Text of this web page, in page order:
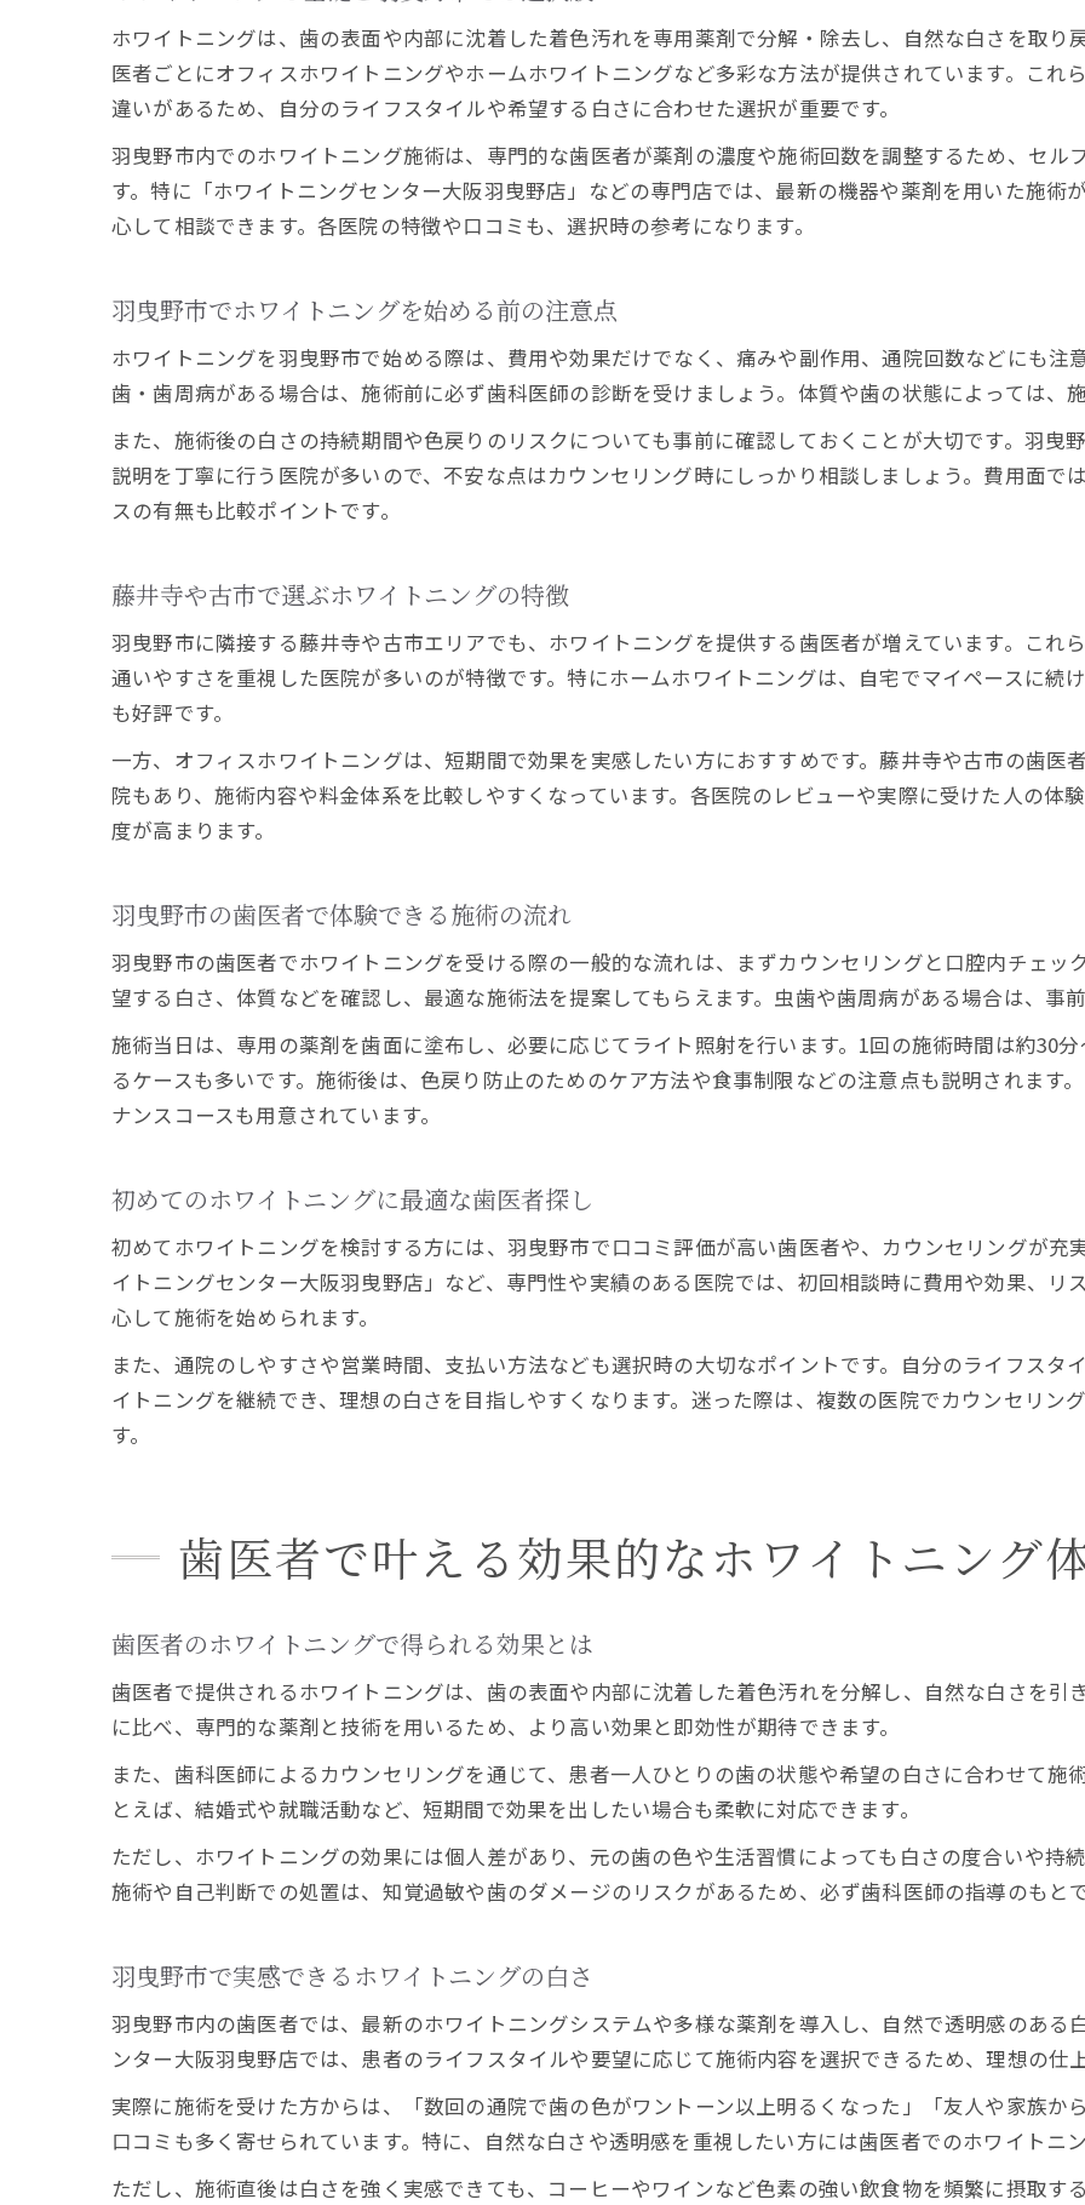
専門の歯医者がすすめる施術方法を比較
ホワイトニング体験者の口コミと評価を紹介
羽曳野市で比較するホワイトニングの持続性
ホワイトニングの持続期間は羽曳野市で違う？
羽曳野市の歯医者で選ぶ持続性の高い方法
ホームとオフィスのホワイトニング比較
ホワイトニング選びに役立つ費用と通院回数の真実
ホワイトニングの費用相場を羽曳野市で比較
歯医者による通院回数の目安と違いを解説
費用と回数で選ぶホワイトニングのポイント
口コミを活用した歯医者選びのポイント
羽曳野市で失敗しにくい歯医者の選定基準
施術前に確認したいホワイトニングの注意点
口コミで分かる安心できるホワイトニング体験
ホワイトニングは、歯の表面や内部に沈着した着色汚れを専用薬剤で分解・除去し、自然な白さを取り
医者ごとにオフィスホワイトニングやホームホワイトニングなど多彩な方法が提供されています。これ
違いがあるため、自分のライフスタイルや希望する白さに合わせた選択が重要です。
羽曳野市内でのホワイトニング施術は、専門的な歯医者が薬剤の濃度や施術回数を調整するため、セル
す。特に「ホワイトニングセンター大阪羽曳野店」などの専門店では、最新の機器や薬剤を用いた施術
心して相談できます。各医院の特徴や口コミも、選択時の参考になります。
羽曳野市でホワイトニングを始める前の注意点
ホワイトニングを羽曳野市で始める際は、費用や効果だけでなく、痛みや副作用、通院回数などにも注
歯・歯周病がある場合は、施術前に必ず歯科医師の診断を受けましょう。体質や歯の状態によっては、
また、施術後の白さの持続期間や色戻りのリスクについても事前に確認しておくことが大切です。羽曳
説明を丁寧に行う医院が多いので、不安な点はカウンセリング時にしっかり相談しましょう。費用面で
スの有無も比較ポイントです。
藤井寺や古市で選ぶホワイトニングの特徴
羽曳野市に隣接する藤井寺や古市エリアでも、ホワイトニングを提供する歯医者が増えています。これ
通いやすさを重視した医院が多いのが特徴です。特にホームホワイトニングは、自宅でマイペースに続
も好評です。
一方、オフィスホワイトニングは、短期間で効果を実感したい方におすすめです。藤井寺や古市の歯医
院もあり、施術内容や料金体系を比較しやすくなっています。各医院のレビューや実際に受けた人の体
度が高まります。
羽曳野市の歯医者で体験できる施術の流れ
羽曳野市の歯医者でホワイトニングを受ける際の一般的な流れは、まずカウンセリングと口腔内チェッ
望する白さ、体質などを確認し、最適な施術法を提案してもらえます。虫歯や歯周病がある場合は、事
施術当日は、専用の薬剤を歯面に塗布し、必要に応じてライト照射を行います。1回の施術時間は約30
るケースも多いです。施術後は、色戻り防止のためのケア方法や食事制限などの注意点も説明されます
ナンスコースも用意されています。
初めてのホワイトニングに最適な歯医者探し
初めてホワイトニングを検討する方には、羽曳野市で口コミ評価が高い歯医者や、カウンセリングが充
イトニングセンター大阪羽曳野店」など、専門性や実績のある医院では、初回相談時に費用や効果、リ
心して施術を始められます。
また、通院のしやすさや営業時間、支払い方法なども選択時の大切なポイントです。自分のライフスタ
イトニングを継続でき、理想の白さを目指しやすくなります。迷った際は、複数の医院でカウンセリン
す。
歯医者で叶える効果的なホワイトニング
歯医者のホワイトニングで得られる効果とは
歯医者で提供されるホワイトニングは、歯の表面や内部に沈着した着色汚れを分解し、自然な白さを引
に比べ、専門的な薬剤と技術を用いるため、より高い効果と即効性が期待できます。
また、歯科医師によるカウンセリングを通じて、患者一人ひとりの歯の状態や希望の白さに合わせて施
とえば、結婚式や就職活動など、短期間で効果を出したい場合も柔軟に対応できます。
ただし、ホワイトニングの効果には個人差があり、元の歯の色や生活習慣によっても白さの度合いや持
施術や自己判断での処置は、知覚過敏や歯のダメージのリスクがあるため、必ず歯科医師の指導のもと
羽曳野市で実感できるホワイトニングの白さ
羽曳野市内の歯医者では、最新のホワイトニングシステムや多様な薬剤を導入し、自然で透明感のある
ンター大阪羽曳野店では、患者のライフスタイルや要望に応じて施術内容を選択できるため、理想の仕
実際に施術を受けた方からは、「数回の通院で歯の色がワントーン以上明るくなった」「友人や家族か
口コミも多く寄せられています。特に、自然な白さや透明感を重視したい方には歯医者でのホワイトニ
ただし、施術直後は白さを強く実感できても、コーヒーやワインなど色素の強い飲食物を頻繁に摂取す